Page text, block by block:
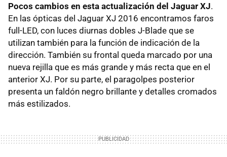
Pocos cambios en esta actualización del Jaguar XJ.
En las ópticas del Jaguar XJ 2016 encontramos faros
full-LED, con luces diurnas dobles J-Blade que se
utilizan también para la función de indicación de la
dirección. También su frontal queda marcado por una
nueva rejilla que es más grande y más recta que en el
anterior XJ. Por su parte, el paragolpes posterior
presenta un faldón negro brillante y detalles cromados
más estilizados.